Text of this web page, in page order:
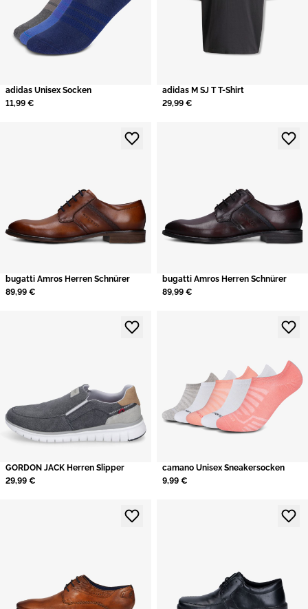
adidas Unisex Socken
11,99 €
adidas M SJ T T-Shirt
29,99 €
bugatti Amros Herren Schnürer
89,99 €
bugatti Amros Herren Schnürer
89,99 €
GORDON JACK Herren Slipper
29,99 €
camano Unisex Sneakersocken
9,99 €